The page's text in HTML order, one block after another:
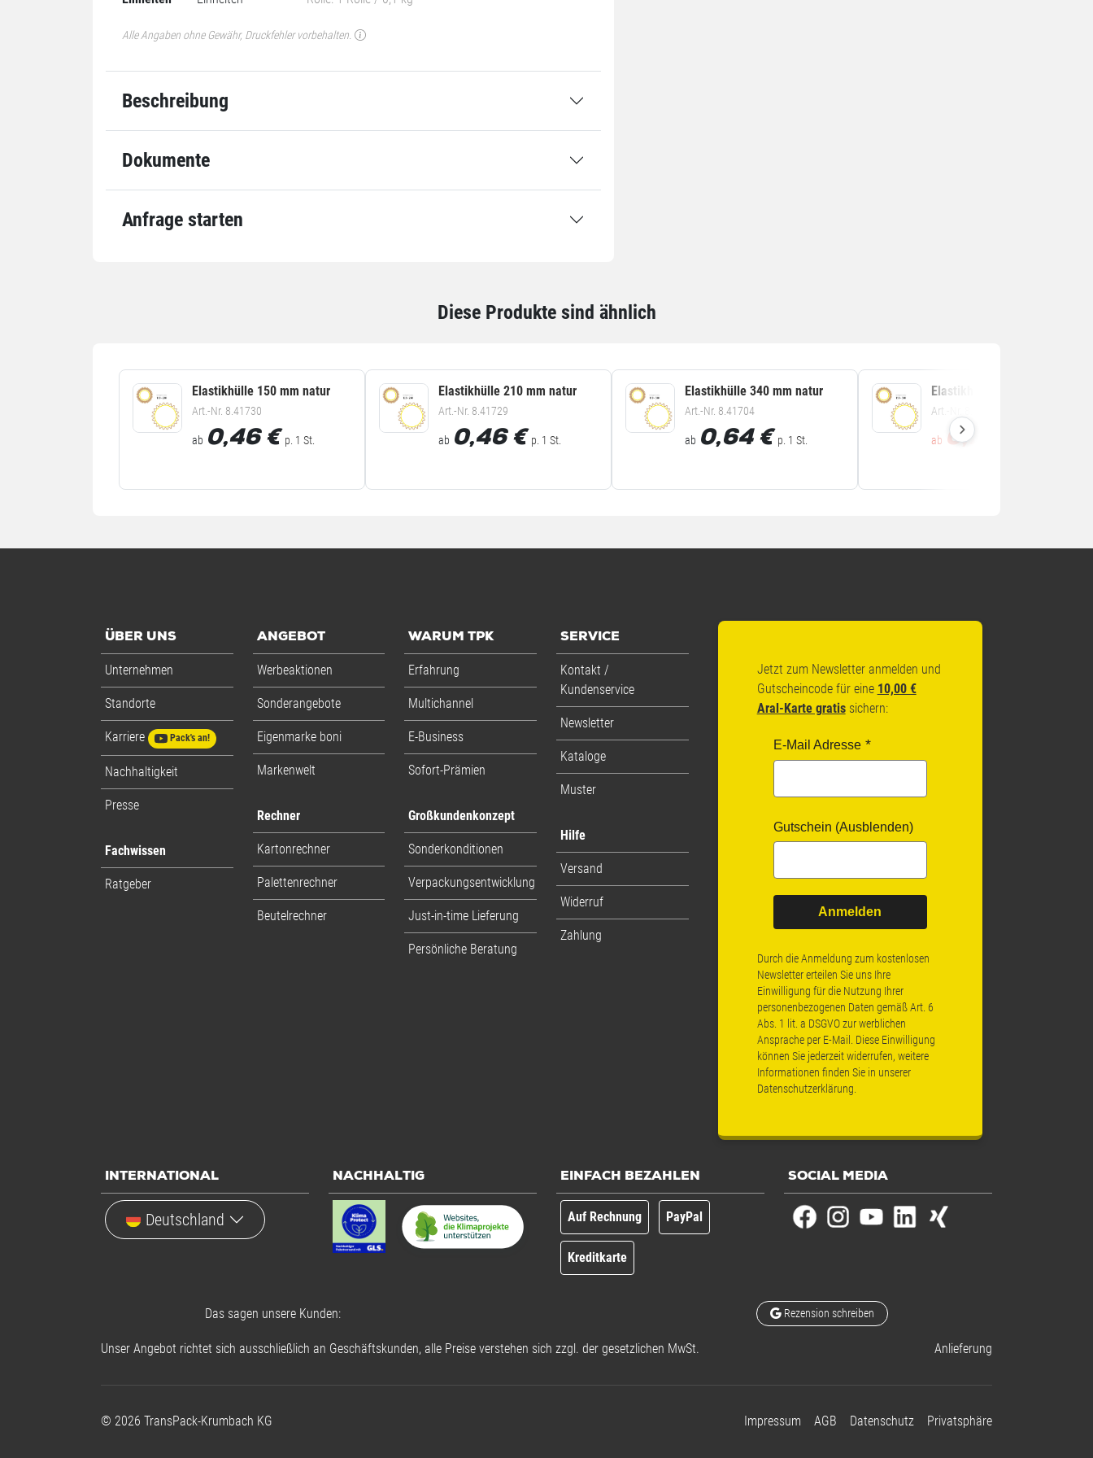
Alle Angaben ohne Gewähr, Druckfehler vorbehalten.
Beschreibung
Dokumente
Anfrage starten
Diese Produkte sind ähnlich
Elastikhülle 150 mm natur
Art.-Nr. 8.41730
ab 0,46 € p. 1 St.
Elastikhülle 210 mm natur
Art.-Nr. 8.41729
ab 0,46 € p. 1 St.
Elastikhülle 340 mm natur
Art.-Nr. 8.41704
ab 0,64 € p. 1 St.
Elastikhülle 330 mm natur
Art.-Nr. 8.5051
ab 0,76
ÜBER UNS
Unternehmen
Standorte
Karriere Pack's an!
Nachhaltigkeit
Presse
Fachwissen
Ratgeber
ANGEBOT
Werbeaktionen
Sonderangebote
Eigenmarke boni
Markenwelt
Rechner
Kartonrechner
Palettenrechner
Beutelrechner
WARUM TPK
Erfahrung
Multichannel
E-Business
Sofort-Prämien
Großkundenkonzept
Sonderkonditionen
Verpackungsentwicklung
Just-in-time Lieferung
Persönliche Beratung
SERVICE
Kontakt /
Kundenservice
Newsletter
Kataloge
Muster
Hilfe
Versand
Widerruf
Zahlung
Jetzt zum Newsletter anmelden und
Gutscheincode für eine 10,00 €
Aral-Karte gratissichern:
E-Mail Adresse
Gutschein (Ausblenden)
Anmelden
Durch die Anmeldung zum kostenlosen
Newsletter erteilen Sie uns Ihre
Einwilligung für die Nutzung Ihrer
personenbezogenen Daten gemäß Art. 6
Abs. 1 lit. a DSGVO zur werblichen
Ansprache per E-Mail. Diese Einwilligung
können Sie jederzeit widerrufen, weitere
Informationen finden Sie in unserer
Datenschutzerklärung.
INTERNATIONAL
Deutschland
NACHHALTIG EINFACH BEZAHLEN
Auf Rechnung PayPal
Kreditkarte
SOCIAL MEDIA
Das sagen unsere Kunden: Rezension schreiben
Unser Angebot richtet sich ausschließlich an Geschäftskunden, alle Preise verstehen sich zzgl. der gesetzlichen MwSt. Anlieferung
© 2026 TransPack-Krumbach KG Impressum AGB Datenschutz Privatsphäre